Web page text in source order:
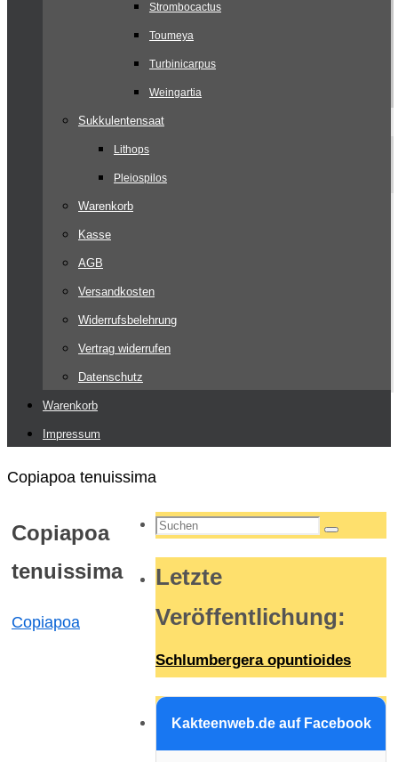
Strombocactus
Toumeya
Turbinicarpus
Weingartia
Sukkulentensaat
Lithops
Pleiospilos
Warenkorb
Kasse
AGB
Versandkosten
Widerrufsbelehrung
Vertrag widerrufen
Datenschutz
Warenkorb
Impressum
Start
Copiapoa tenuissima
Copiapoa
tenuissima
Copiapoa
Suchen
Suchen
Letzte
Veröffentlichung:
Schlumbergera opuntioides
Kakteenweb.de auf Facebook